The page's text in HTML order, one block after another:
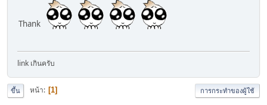
Thank
link เกินครับ
ขึ้น หน้า 1 การกระทำของผู้ใช้